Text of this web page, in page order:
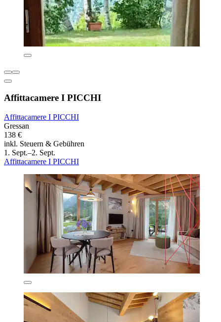
Affittacamere I PICCHI
Affittacamere I PICCHI
Gressan
138 €
inkl. Steuern & Gebühren
1. Sept.–2. Sept.
Affittacamere I PICCHI